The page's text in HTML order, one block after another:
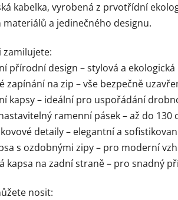
kabelka, vyrobená z prvotřídní
a jedinečného designu.
zamilujete:
přírodní design – stylová a ekologická
zapínání na zip – vše bezpečně
kapsy – ideální pro uspořádání
ramenní pásek – až do
detaily – elegantní a
s ozdobnými zipy – pro moderní
kapsa na zadní straně – pro snadný
nosit: